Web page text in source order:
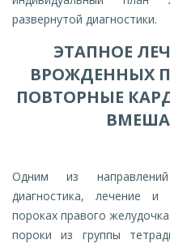
развернутой диагностики.
ЭТАПНОЕ
ВРОЖДЕННЫХ
ПОВТОРНЫЕ
Одним из
диагностика, лечение и
пороках правого
пороки из группы